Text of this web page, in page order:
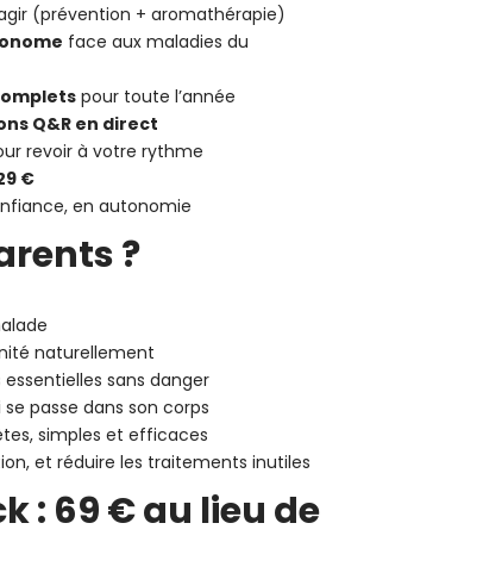
(prévention + aromathérapie)
face aux maladies du
pour toute l’année
Q&R en direct
revoir à votre rythme
€
en autonomie
?
naturellement
sans danger
passe dans son corps
simples et efficaces
et réduire les traitements inutiles
: 69 € au lieu de